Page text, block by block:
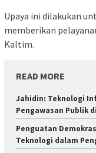
Upaya ini dilakukan
memberikan
Kaltim.
READ MORE
Jahidin: Teknologi
Pengawasan Publik
Penguatan
Teknologi dalam